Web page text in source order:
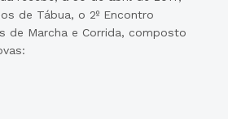
de Tábua, o 2º Encontro
de Marcha e Corrida, composto